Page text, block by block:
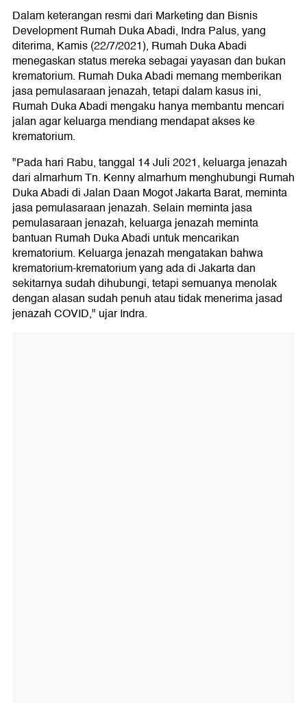
Dalam keterangan resmi dari Marketing dan Bisnis
Development Rumah Duka Abadi, Indra Palus, yang
diterima, Kamis (22/7/2021), Rumah Duka Abadi
menegaskan status mereka sebagai yayasan dan bukan
krematorium. Rumah Duka Abadi memang memberikan
jasa pemulasaraan jenazah, tetapi dalam kasus ini,
Rumah Duka Abadi mengaku hanya membantu mencari
jalan agar keluarga mendiang mendapat akses ke
krematorium.
"Pada hari Rabu, tanggal 14 Juli 2021, keluarga jenazah
dari almarhum Tn. Kenny almarhum menghubungi Rumah
Duka Abadi di Jalan Daan Mogot Jakarta Barat, meminta
jasa pemulasaraan jenazah. Selain meminta jasa
pemulasaraan jenazah, keluarga jenazah meminta
bantuan Rumah Duka Abadi untuk mencarikan
krematorium. Keluarga jenazah mengatakan bahwa
krematorium-krematorium yang ada di Jakarta dan
sekitarnya sudah dihubungi, tetapi semuanya menolak
dengan alasan sudah penuh atau tidak menerima jasad
jenazah COVID," ujar Indra.